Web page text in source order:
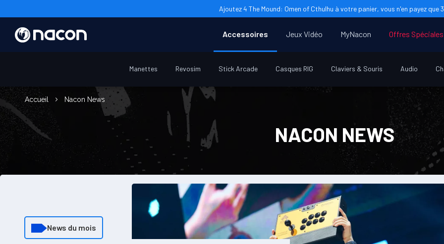
Ajoutez 4 The Mound: Omen of Cthulhu à votre panier, vous n'en payez que
Accessoires
Manettes Revosim Stick Arcade Casques RIG Claviers & Souris Audio
Jeux Vidéo MyNacon Offres Spéciales
Accueil Nacon News
NACON NEWS
News du mois